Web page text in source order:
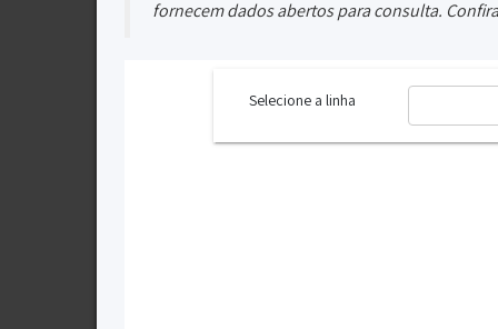
fornecem dados abertos para consulta.